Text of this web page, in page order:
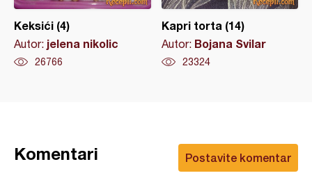
Keksići (4)
Autor: jelena nikolic
26766
Kapri torta (14)
Autor: Bojana Svilar
23324
Postavite komentar
Komentari